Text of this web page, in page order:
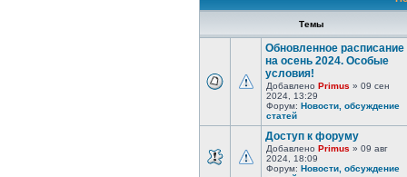
Темы
Обновленное расписание
на осень 2024. Особые
условия!
Добавлено Primus » 09 сен
2024, 13:29
Форум: Новости, обсуждение
статей
Доступ к форуму
Добавлено Primus » 09 авг
2024, 18:09
Форум: Новости, обсуждение